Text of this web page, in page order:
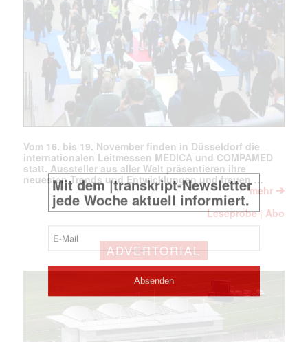
Vom 16. bis 19. November finden in Düsseldorf die
internationalen Leitmessen MEDICA und COMPAMED
statt. Aussteller aus aller Welt präsentieren ihre
neuesten Trends und Entwicklungen und freuen …
mehr ➔
Leseprobe| Abo
ADVERTORIAL